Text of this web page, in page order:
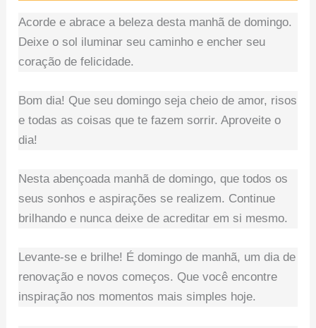
Acorde e abrace a beleza desta manhã de domingo.
Deixe o sol iluminar seu caminho e encher seu
coração de felicidade.
Bom dia! Que seu domingo seja cheio de amor, risos
e todas as coisas que te fazem sorrir. Aproveite o
dia!
Nesta abençoada manhã de domingo, que todos os
seus sonhos e aspirações se realizem. Continue
brilhando e nunca deixe de acreditar em si mesmo.
Levante-se e brilhe! É domingo de manhã, um dia de
renovação e novos começos. Que você encontre
inspiração nos momentos mais simples hoje.